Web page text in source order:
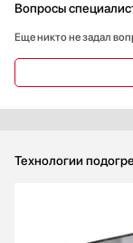
Вопросы
Еще никто не задал
Технологии